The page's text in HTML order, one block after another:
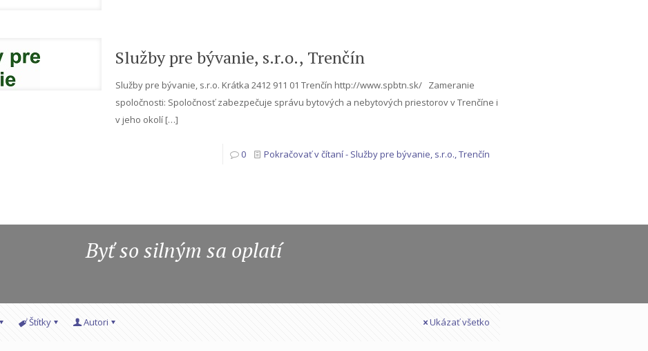
Služby pre bývanie, s.r.o., Trenčín
Služby pre bývanie, s.r.o. Krátka 2412 911 01 Trenčín http://www.spbtn.sk/ Zameranie
spoločnosti: Spoločnosť zabezpečuje správu bytových a nebytových priestorov v Trenčíne i
v jeho okolí[…]
0 Pokračovať v čítaní- Služby pre bývanie, s.r.o., Trenčín
Byť so silným sa oplatí
Štítky Autori Ukázať všetko